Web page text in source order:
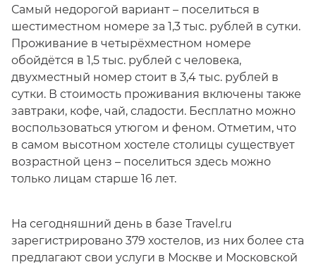
Самый недорогой вариант – поселиться в
шестиместном номере за 1,3 тыс. рублей в сутки.
Проживание в четырёхместном номере
обойдётся в 1,5 тыс. рублей с человека,
двухместный номер стоит в 3,4 тыс. рублей в
сутки. В стоимость проживания включены также
завтраки, кофе, чай, сладости. Бесплатно можно
воспользоваться утюгом и феном. Отметим, что
в самом высотном хостеле столицы существует
возрастной ценз – поселиться здесь можно
только лицам старше 16 лет.
На сегодняшний день в базе Travel.ru
зарегистрировано 379 хостелов, из них более ста
предлагают свои услуги в Москве и Московской